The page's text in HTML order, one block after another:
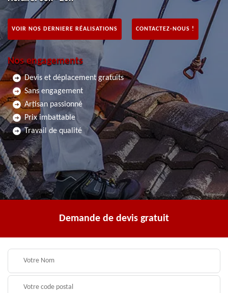
VOIR NOS DERNIERE RÉALISATIONS CONTACTEZ-NOUS !
Nos engagements
Devis et déplacement gratuits
Sans engagement
Artisan passionné
Prix imbattable
Travail de qualité
Demande de devis gratuit